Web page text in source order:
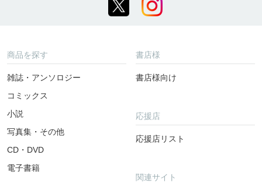
商品を探す
雑誌・アンソロジー
コミックス
小説
写真集・その他
CD・DVD
電子書籍
書店様
書店様向け
応援店
応援店リスト
関連サイト